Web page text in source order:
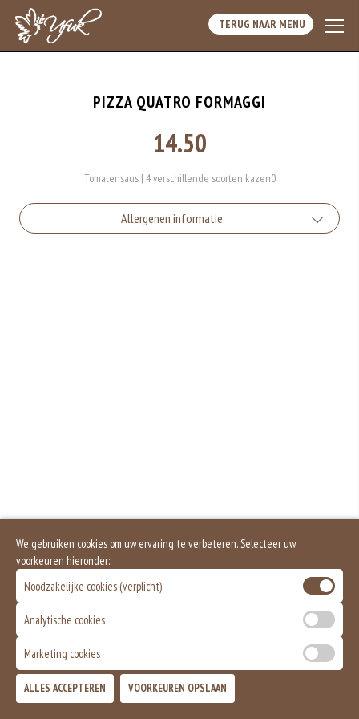
TERUG NAAR MENU
PIZZA QUATRO FORMAGGI
14.50
Tomatensaus | 4 verschillende soorten kazen0
Allergenen informatie
We gebruiken cookies om uw ervaring te verbeteren. Selecteer uw
voorkeuren hieronder:
Noodzakelijke cookies (verplicht)
Analytische cookies
Marketing cookies
ALLES ACCEPTEREN VOORKEUREN OPSLAAN